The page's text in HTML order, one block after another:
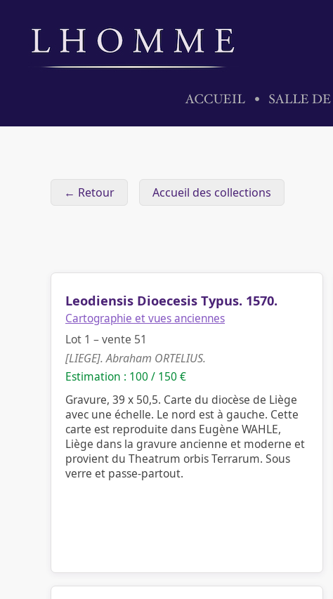
← Retour Accueil des collections
Leodiensis Dioecesis Typus. 1570.
Cartographie et vues anciennes
Lot 1 – vente 51
[LIEGE]. Abraham ORTELIUS.
Estimation : 100 / 150 €
Gravure, 39 x 50,5. Carte du diocèse de Liège
avec une échelle. Le nord est à gauche. Cette
carte est reproduite dans Eugène WAHLE,
Liège dans la gravure ancienne et moderne et
provient du Theatrum orbis Terrarum. Sous
verre et passe-partout.